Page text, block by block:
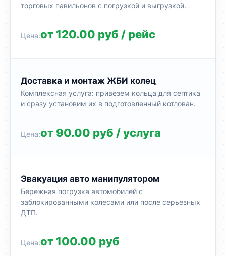
торговых павильонов с погрузкой и выгрузкой.
от 120.00 руб / рейс
Доставка и монтаж ЖБИ колец
Комплексная услуга: привезем кольца для септика
и сразу установим их в подготовленный котлован.
от 90.00 руб / услуга
Эвакуация авто манипулятором
Бережная погрузка автомобилей с
заблокированными колесами или после серьезных
ДТП.
от 100.00 руб